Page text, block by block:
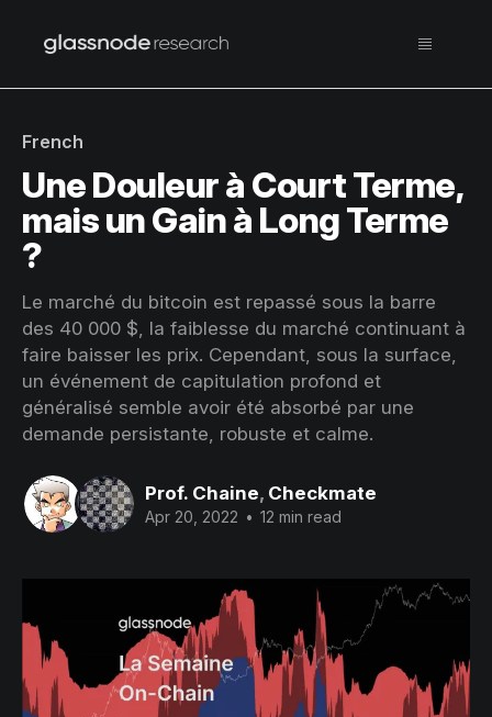
French
Une Douleur à Court Terme,
mais un Gain à Long Terme
?
Le marché du bitcoin est repassé sous la barre
des 40 000 $, la faiblesse du marché continuant à
faire baisser les prix. Cependant, sous la surface,
un événement de capitulation profond et
généralisé semble avoir été absorbé par une
demande persistante, robuste et calme.
Prof. Chaine, Checkmate
Apr 20, 2022 • 12 min read